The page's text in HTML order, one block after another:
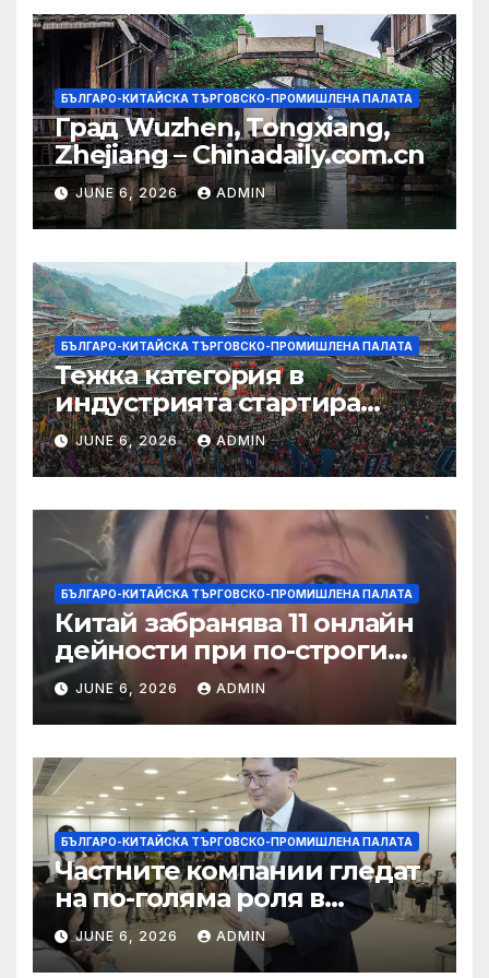
БЪЛГАРО-КИТАЙСКА ТЪРГОВСКО-ПРОМИШЛЕНА ПАЛАТА
Град Wuzhen, Tongxiang,
Zhejiang – Chinadaily.com.cn
JUNE 6, 2026 ADMIN
БЪЛГАРО-КИТАЙСКА ТЪРГОВСКО-ПРОМИШЛЕНА ПАЛАТА
Тежка категория в
индустрията стартира
алианс за космическа
слънчева енергия
JUNE 6, 2026 ADMIN
БЪЛГАРО-КИТАЙСКА ТЪРГОВСКО-ПРОМИШЛЕНА ПАЛАТА
Китай забранява 11 онлайн
дейности при по-строги
правила за ограничаване на
слуховете и
кибернасилниците
JUNE 6, 2026 ADMIN
БЪЛГАРО-КИТАЙСКА ТЪРГОВСКО-ПРОМИШЛЕНА ПАЛАТА
Частните компании гледат
на по-голяма роля в
стратегическата
енергетика
JUNE 6, 2026 ADMIN